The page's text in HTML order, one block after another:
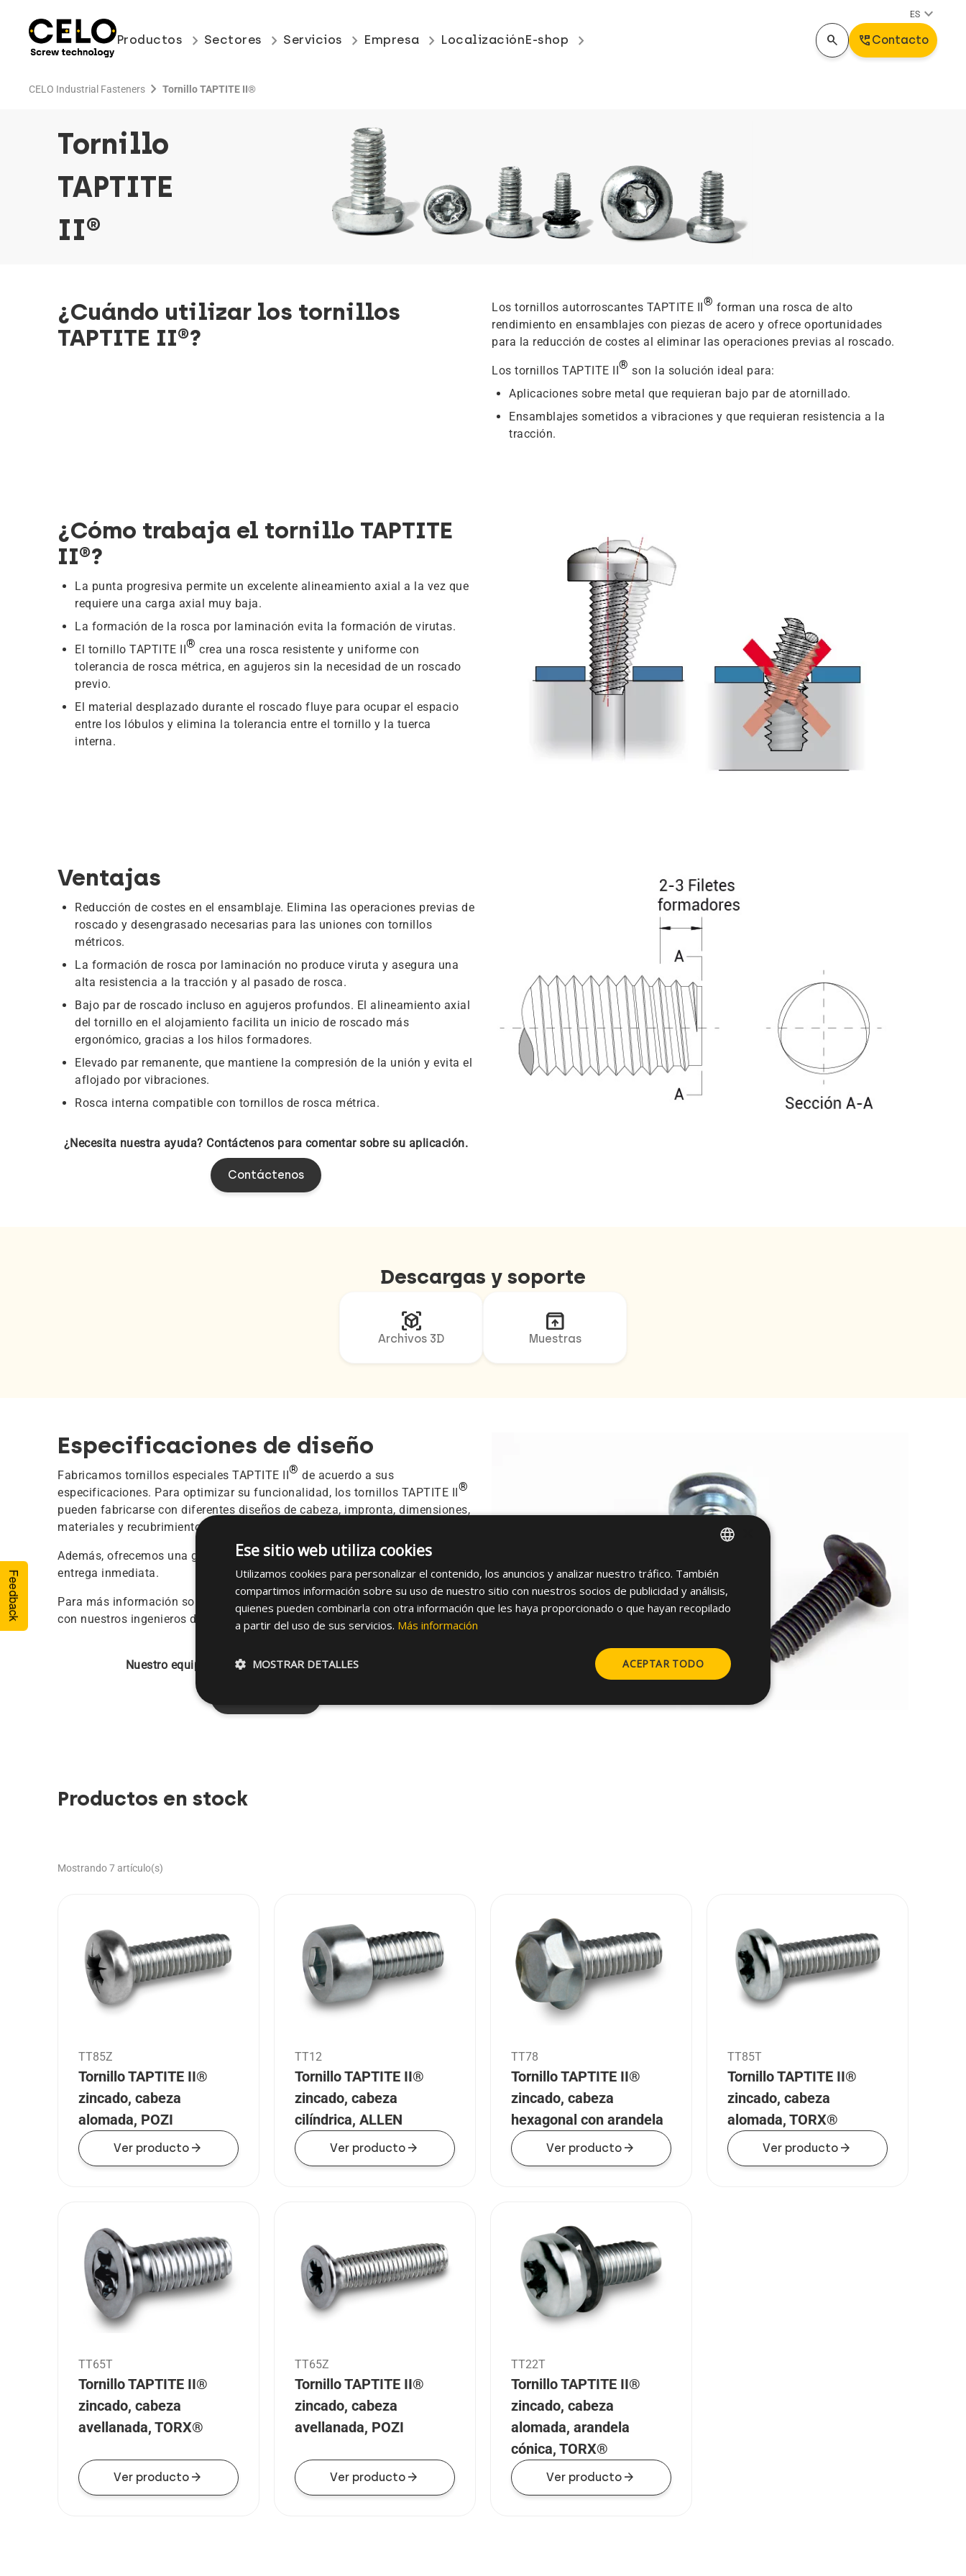
ES keyboard_arrow_down
Productos keyboard_arrow_right Sectores keyboard_arrow_right Servicios keyboard_arrow_right Empresa keyboard_arrow_right LocalizaciónE-shop keyboard_arrow_right search Perm_Phone_Msg Contacto
CELO Industrial Fasteners chevron_right Tornillo TAPTITE II®
Tornillo
TAPTITE
II®
¿Cuándo utilizar los tornillos
TAPTITE II®?
Los tornillos autorroscantes TAPTITE II® forman una rosca de alto
rendimiento en ensamblajes con piezas de acero y ofrece oportunidades
para la reducción de costes al eliminar las operaciones previas al roscado.
Los tornillos TAPTITE II® son la solución ideal para:
Aplicaciones sobre metal que requieran bajo par de atornillado.
Ensamblajes sometidos a vibraciones y que requieran resistencia a la
tracción.
¿Cómo trabaja el tornillo TAPTITE
II®?
La punta progresiva permite un excelente alineamiento axial a la vez que
requiere una carga axial muy baja.
La formación de la rosca por laminación evita la formación de virutas.
El tornillo TAPTITE II® crea una rosca resistente y uniforme con
tolerancia de rosca métrica, en agujeros sin la necesidad de un roscado
previo.
El material desplazado durante el roscado fluye para ocupar el espacio
entre los lóbulos y elimina la tolerancia entre el tornillo y la tuerca
interna.
Ventajas
Reducción de costes en el ensamblaje. Elimina las operaciones previas de
roscado y desengrasado necesarias para las uniones con tornillos
métricos.
La formación de rosca por laminación no produce viruta y asegura una
alta resistencia a la tracción y al pasado de rosca.
Bajo par de roscado incluso en agujeros profundos. El alineamiento axial
del tornillo en el alojamiento facilita un inicio de roscado más
ergonómico, gracias a los hilos formadores.
Elevado par remanente, que mantiene la compresión de la unión y evita el
aflojado por vibraciones.
Rosca interna compatible con tornillos de rosca métrica.
¿Necesita nuestra ayuda? Contáctenos para comentar sobre su aplicación.
Contáctenos
Descargas y soporte
view_in_ar
Archivos 3D
unarchive
Muestras
Especificaciones de diseño
Fabricamos tornillos especiales TAPTITE II® de acuerdo a sus
especificaciones. Para optimizar su funcionalidad, los tornillos TAPTITE II®
pueden fabricarse con diferentes diseños de cabeza, impronta, dimensiones,
materiales y recubrimientos.
Además, ofrecemos una gama de tornillos TAPTITE II® en stock para
entrega inmediata.
Para más información sobre las opciones disponibles, por favor, contacte
con nuestros ingenieros de aplicaciones.
Nuestro equipo de expertos está listo para ayudarle.
Productos en stock
Mostrando 7 artículo(s)
TT85Z
Tornillo TAPTITE II®
zincado, cabeza
alomada, POZI
Ver producto arrow_forward
TT12
Tornillo TAPTITE II®
zincado, cabeza
cilíndrica, ALLEN
Ver producto arrow_forward
TT78
Tornillo TAPTITE II®
zincado, cabeza
hexagonal con arandela
Ver producto arrow_forward
TT85T
Tornillo TAPTITE II®
zincado, cabeza
alomada, TORX®
Ver producto arrow_forward
TT65T
Tornillo TAPTITE II®
zincado, cabeza
avellanada, TORX®
Ver producto arrow_forward
TT65Z
Tornillo TAPTITE II®
zincado, cabeza
avellanada, POZI
Ver producto arrow_forward
TT22T
Tornillo TAPTITE II®
zincado, cabeza
alomada, arandela
cónica, TORX®
Ver producto arrow_forward
Feedback ENGLISH
SPANISH
POLISH
Ese sitio web utiliza cookies
Utilizamos cookies para personalizar el contenido, los anuncios y analizar nuestro tráfico. También
compartimos información sobre su uso de nuestro sitio con nuestros socios de publicidad y análisis,
quienes pueden combinarla con otra información que les haya proporcionado o que hayan recopilado
a partir del uso de sus servicios. Más información
ACEPTAR TODO
MOSTRAR DETALLES